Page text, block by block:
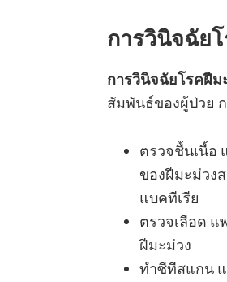
การวินิจฉัย
การวินิจฉัยโรคฝีม
สัมพันธ์ของผู้ป่วย
ตรวจชื้นเนื้อ
ของฝีมะม่วง
แบคทีเรีย
ตรวจเลือด แ
ฝีมะม่วง
ทำซีทีสแกน